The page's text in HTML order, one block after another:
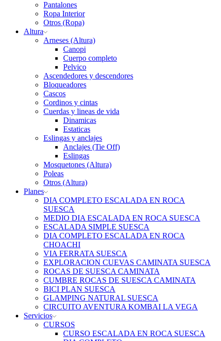
Pantalones
Ropa Interior
Otros (Ropa)
Altura
Arneses (Altura)
Canopi
Cuerpo completo
Pelvico
Ascendedores y descendores
Bloqueadores
Cascos
Cordinos y cintas
Cuerdas y lineas de vida
Dinamicas
Estaticas
Eslingas y anclajes
Anclajes (Tie Off)
Eslingas
Mosquetones (Altura)
Poleas
Otros (Altura)
Planes
DIA COMPLETO ESCALADA EN ROCA
SUESCA
MEDIO DIA ESCALADA EN ROCA SUESCA
ESCALADA SIMPLE SUESCA
DIA COMPLETO ESCALADA EN ROCA
CHOACHI
VIA FERRATA SUESCA
EXPLORACION CUEVAS CAMINATA SUESCA
ROCAS DE SUESCA CAMINATA
CUMBRE ROCAS DE SUESCA CAMINATA
BICI PLAN SUESCA
GLAMPING NATURAL SUESCA
CIRCUITO AVENTURA KOMBAI LA VEGA
Servicios
CURSOS
CURSO ESCALADA EN ROCA SUESCA